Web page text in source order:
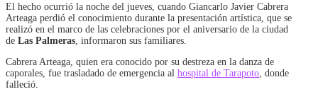
El hecho ocurrió la noche del jueves, cuando Giancarlo Javier Cabrera
Arteaga perdió el conocimiento durante la presentación artística, que se
realizó en el marco de las celebraciones por el aniversario de la ciudad
de Las Palmeras , informaron sus familiares.
Cabrera Arteaga, quien era conocido por su destreza en la danza de
caporales, fue trasladado de emergencia al hospital de Tarapoto , donde
falleció.